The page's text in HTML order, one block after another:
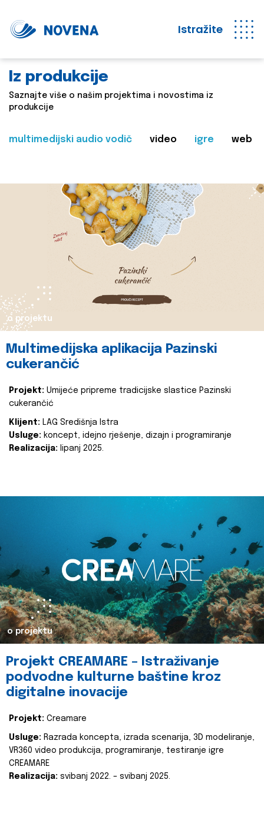
Istražite
Iz produkcije
Saznajte više o našim projektima i novostima iz
produkcije
multimedijski audio vodič video igre web
o projektu
Multimedijska aplikacija Pazinski
cukerančić
Projekt: Umijeće pripreme tradicijske slastice Pazinski
cukerančić
Klijent: LAG Središnja Istra
Usluge: koncept, idejno rješenje, dizajn i programiranje
Realizacija: lipanj 2025.
o projektu
Projekt CREAMARE – Istraživanje
podvodne kulturne baštine kroz
digitalne inovacije
Projekt: Creamare
Usluge: Razrada koncepta, izrada scenarija, 3D modeliranje,
VR360 video produkcija, programiranje, testiranje igre
CREAMARE
Realizacija: svibanj 2022. – svibanj 2025.